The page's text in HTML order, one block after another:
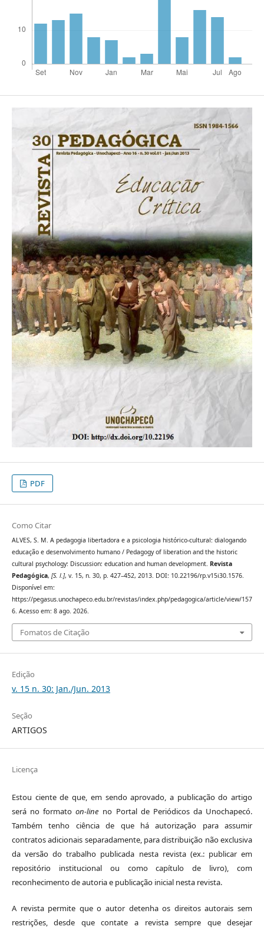
PDF
Como Citar
ALVES, S. M. A pedagogia libertadora e a psicologia histórico-cultural: dialogando
educação e desenvolvimento humano / Pedagogy of liberation and the historic
cultural psychology: Discussion: education and human development. Revista
Pedagógica, [S. l.], v. 15, n. 30, p. 427–452, 2013. DOI: 10.22196/rp.v15i30.1576.
Disponível em:
https://pegasus.unochapeco.edu.br/revistas/index.php/pedagogica/article/view/157
6. Acesso em: 8 ago. 2026.
Fomatos de Citação
Edição
v. 15 n. 30: Jan./Jun. 2013
Seção
ARTIGOS
Licença
Estou ciente de que, em sendo aprovado, a publicação do artigo
será no formatoon-line no Portal de Periódicos da Unochapecó.
Também tenho ciência de que há autorização para assumir
contratos adicionais separadamente, para distribuição não exclusiva
da versão do trabalho publicada nesta revista (ex.: publicar em
repositório institucional ou como capítulo de livro), com
reconhecimento de autoria e publicação inicial nesta revista.
A revista permite que o autor detenha os direitos autorais sem
restrições, desde que contate a revista sempre que desejar